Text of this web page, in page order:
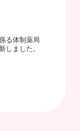
る体制薬局
しました。